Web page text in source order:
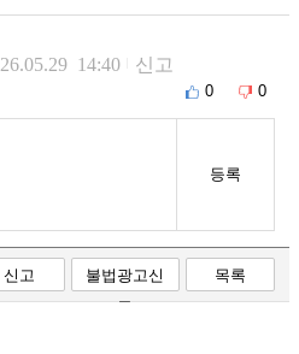
26.05.29 14:40 신고
0 0
등록
신고
불법광고신
고
목록